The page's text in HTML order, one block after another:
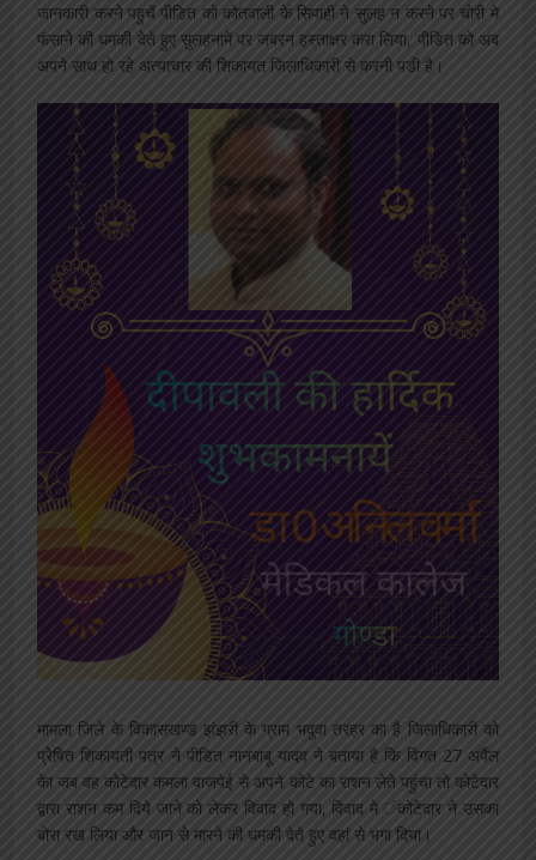
जानकारी करने पहुचें पीडित को कोतवाली के सिपाही ने सुलह न करने पर चोरी मे
फंसाने की धमकी देते हुए सुलहनामें पर जबरन हस्ताक्षर करा लिया, पीडित को अब
अपने साथ हो रहे अत्याचार की शिकायत जिलाधिकारी से करनी पडी है।
मामला जिले के विकासखण्ड झंझरी के ग्राम भदुवा तरहर का है जिलाधिकारी को
प्रेेषित शिकायती पत्र ने पीडित नानबाबू यादव ने बताया है कि विगत 27 अर्पैल
केा जब वह कोटेदार कमला वाजपेई से अपने कोटे का राशन लेते पहुंचा तो कोटेदार
द्वारा राशन कम दिये जाने को लेकर विवाद हो गया, विवाद मे ंकोटेदार ने उसका
बोरा रख लिया और जान से मारने की धमकी देते हुए वहां से भगा दिया।